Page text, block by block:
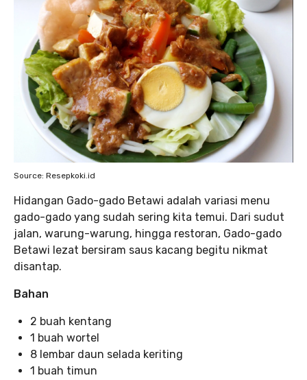
Source: Resepkoki.id
Hidangan Gado-gado Betawi adalah variasi menu
gado-gado yang sudah sering kita temui. Dari sudut
jalan, warung-warung, hingga restoran, Gado-gado
Betawi lezat bersiram saus kacang begitu nikmat
disantap.
Bahan
2 buah kentang
1 buah wortel
8 lembar daun selada keriting
1 buah timun